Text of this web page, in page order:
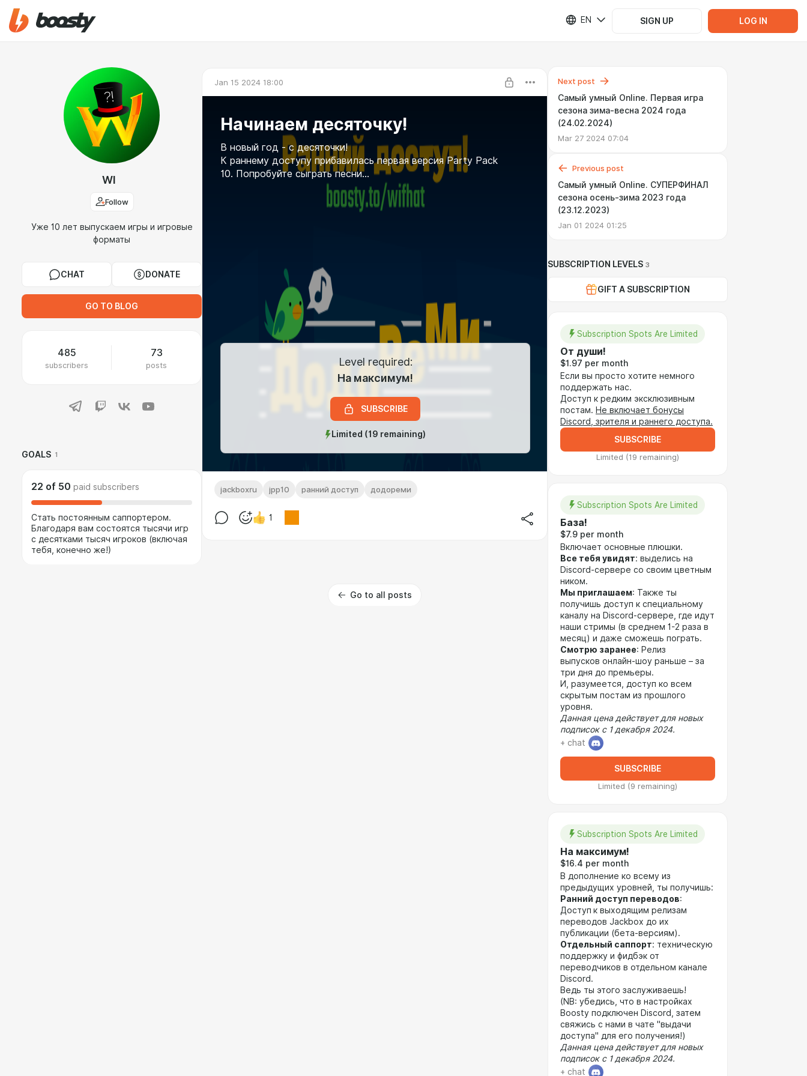
EN SIGN UP LOG IN
WI
Follow
Уже 10 лет выпускаем игры и игровые
форматы
CHAT DONATE
GO TO BLOG
485
subscribers
73
posts
GOALS 1
22 of 50 paid subscribers
Стать постоянным саппортером.
Благодаря вам состоятся тысячи игр
с десятками тысяч игроков (включая
тебя, конечно же!)
Jan 15 2024 18:00
Начинаем десяточку!
В новый год - с десяточки!
К раннему доступу прибавилась первая версия Party Pack
10. Попробуйте сыграть песни...
Level required:
На максимум!
SUBSCRIBE
Limited (19 remaining)
jackboxru jpp10 ранний доступ додореми
1
Go to all posts
Next post
Самый умный Online. Первая игра
сезона зима-весна 2024 года
(24.02.2024)
Mar 27 2024 07:04
Previous post
Самый умный Online. СУПЕРФИНАЛ
сезона осень-зима 2023 года
(23.12.2023)
Jan 01 2024 01:25
SUBSCRIPTION LEVELS 3
GIFT A SUBSCRIPTION
Subscription Spots Are Limited
От души!
$1.97 per month
Если вы просто хотите немного
поддержать нас.
Доступ к редким эксклюзивным
постам. Не включает бонусы
Discord, зрителя и раннего доступа.
SUBSCRIBE
Limited (19 remaining)
Subscription Spots Are Limited
База!
$7.9 per month
Включает основные плюшки.
Все тебя увидят: выделись на
Discord-сервере со своим цветным
ником.
Мы приглашаем: Также ты
получишь доступ к специальному
каналу на Discord-сервере, где идут
наши стримы (в среднем 1-2 раза в
месяц) и даже сможешь пограть.
Смотрю заранее: Релиз
выпусков онлайн-шоу раньше – за
три дня до премьеры.
И, разумеется, доступ ко всем
скрытым постам из прошлого
уровня.
Данная цена действует для новых
подписок с 1 декабря 2024.
+ chat
SUBSCRIBE
Limited (9 remaining)
Subscription Spots Are Limited
На максимум!
$16.4 per month
В дополнение ко всему из
предыдущих уровней, ты получишь:
Ранний доступ переводов:
Доступ к выходящим релизам
переводов Jackbox до их
публикации (бета-версиям).
Отдельный саппорт: техническую
поддержку и фидбэк от
переводчиков в отдельном канале
Discord.
Ведь ты этого заслуживаешь!
(NB: убедись, что в настройках
Boosty подключен Discord, затем
свяжись с нами в чате "выдачи
доступа" для его получения!)
Данная цена действует для новых
подписок с 1 декабря 2024.
+ chat